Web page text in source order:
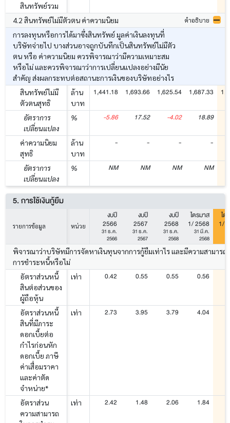
สินทรัพย์รวม
4.2 สินทรัพย์ไม่มีตัวตน ค่าความนิยม คำอธิบาย
การลงทุนหรือการได้มาซึ่งสินทรัพย์ มูลค่าเงินลงทุนที่
บริษัทจ่ายไป บางส่วนอาจถูกบันทึกเป็นสินทรัพย์ไม่มีตัว
ตน หรือ ค่าความนิยม ควรพิจารณาว่ามีความเหมาะสม
หรือไม่ และควรพิจารณาว่าการเปลี่ยนแปลงอย่างมีนัย
สำคัญ ส่งผลกระทบต่อสถานะการเงินของบริษัทอย่างไร
สินทรัพย์ไม่มี
ตัวตนสุทธิ
ล้าน
บาท
1,441.18 1,693.66 1,625.54 1,687.33
อัตราการ
เปลี่ยนแปลง
% -5.86 17.52 -4.02 18.89
ค่าความนิยม
สุทธิ
ล้าน
บาท
- - - -
อัตราการ
เปลี่ยนแปลง
% NM NM NM NM
5. การใช้เงินกู้ยืม
รายการข้อมูล หน่วย
งบปี
2566
31 ธ.ค.
2566
งบปี
2567
31 ธ.ค.
2567
งบปี
2568
31 ธ.ค.
2568
ไตรมาส
1/ 2568
31 มี.ค.
2568
ไต
1/
พิจารณาว่าบริษัทมีการจัดหาเงินทุนจากการกู้ยืมเท่าไร และมีความสามารถ
การชำระหนี้หรือไม่
อัตราส่วนหนี้
สินต่อส่วนของ
ผู้ถือหุ้น
เท่า 0.42 0.55 0.55 0.56
อัตราส่วนหนี้
สินที่มีภาระ
ดอกเบี้ยต่อ
กำไรก่อนหัก
ดอกเบี้ย ภาษี
ค่าเสื่อมราคา
และค่าตัด
จำหน่าย*
เท่า 2.73 3.95 3.79 4.04
อัตราส่วน
ความสามารถ
เท่า 2.42 1.48 2.06 1.84